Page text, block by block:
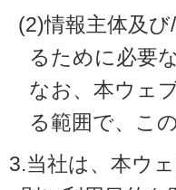
(2)情報主体及
るために必要な
なお、本ウェ
る範囲で、こ
3.当社は、本ウ